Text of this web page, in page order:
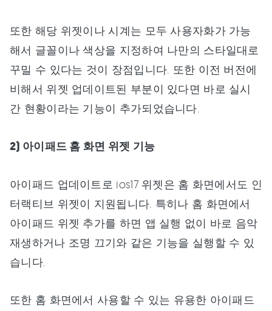
또한 해당 위젯이나 시계는 모두 사용자화가 가능
해서 글꼴이나 색상을 지정하여 나만의 스타일대로
꾸밀 수 있다는 것이 장점입니다. 또한 이전 버전에
비해서 위젯 업데이트된 부분이 있다면 바로 실시
간 현황이라는 기능이 추가되었습니다.
2) 아이패드 홈 화면 위젯 기능
아이패드 업데이트로 ios17 위젯은 홈 화면에서도 인
터랙티브 위젯이 지원됩니다. 특히나 홈 화면에서
아이패드 위젯 추가를 하면 앱 실행 없이 바로 음악
재생하거나 조명 끄기와 같은 기능을 실행할 수 있
습니다.
또한 홈 화면에서 사용할 수 있는 유용한 아이패드